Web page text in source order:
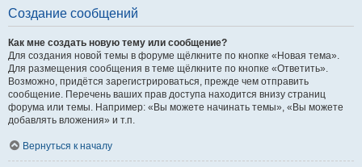
Создание сообщений
Как мне создать новую тему или сообщение?
Для создания новой темы в форуме щёлкните по кнопке «Новая тема».
Для размещения сообщения в теме щёлкните по кнопке «Ответить».
Возможно, придётся зарегистрироваться, прежде чем отправить
сообщение. Перечень ваших прав доступа находится внизу страниц
форума или темы. Например: «Вы можете начинать темы», «Вы можете
добавлять вложения» и т.п.
Вернуться к началу